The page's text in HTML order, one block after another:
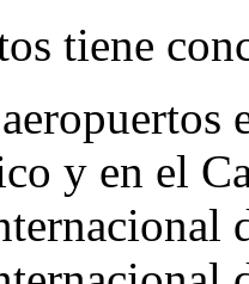
tiene
y en el